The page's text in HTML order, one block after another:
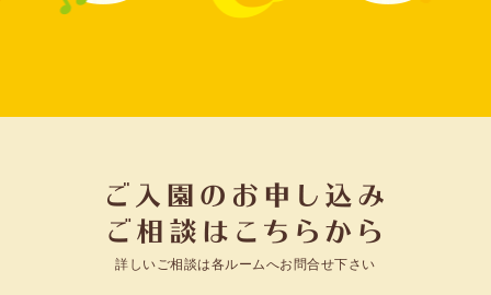
詳しいご相談は各ルームへお問合せ下さい